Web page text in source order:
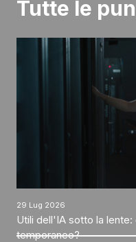
Tutte le
29 Lug 2026
Utili dell'IA sotto la
temporaneo?